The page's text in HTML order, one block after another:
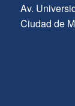
Av.
Ciudad de